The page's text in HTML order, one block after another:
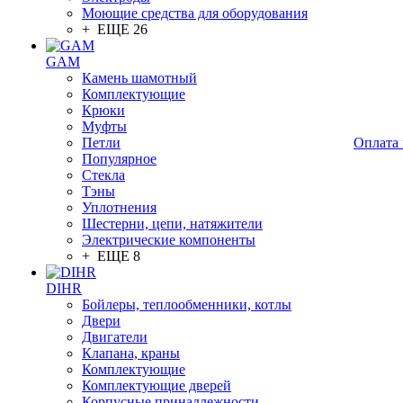
Моющие средства для оборудования
+ ЕЩЕ 26
GAM
Камень шамотный
Комплектующие
Крюки
Муфты
Петли
Популярное
Стекла
Тэны
Уплотнения
Шестерни, цепи, натяжители
Электрические компоненты
+ ЕЩЕ 8
DIHR
Бойлеры, теплообменники, котлы
Двери
Двигатели
Клапана, краны
Комплектующие
Комплектующие дверей
Оплата